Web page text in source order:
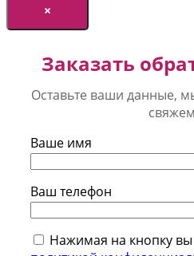
×
Заказать
Оставьте ваши данные,
Ваше имя
Ваш телефон
Нажимая на кнопку вы